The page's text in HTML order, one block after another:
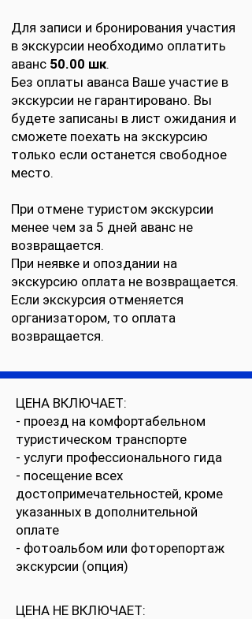
Для записи и бронирования участия
в экскурсии необходимо оплатить
аванс 50.00 шк.
Без оплаты аванса Ваше участие в
экскурсии не гарантировано. Вы
будете записаны в лист ожидания и
сможете поехать на экскурсию
только если останется свободное
место.
При отмене туристом экскурсии
менее чем за 5 дней аванс не
возвращается.
При неявке и опоздании на
экскурсию оплата не возвращается.
Если экскурсия отменяется
организатором, то оплата
возвращается.
ЦЕНА ВКЛЮЧАЕТ:
- проезд на комфортабельном
туристическом транспорте
- услуги профессионального гида
- посещение всех
достопримечательностей, кроме
указанных в дополнительной
оплате
- фотоальбом или фоторепортаж
экскурсии (опция)
ЦЕНА НЕ ВКЛЮЧАЕТ: